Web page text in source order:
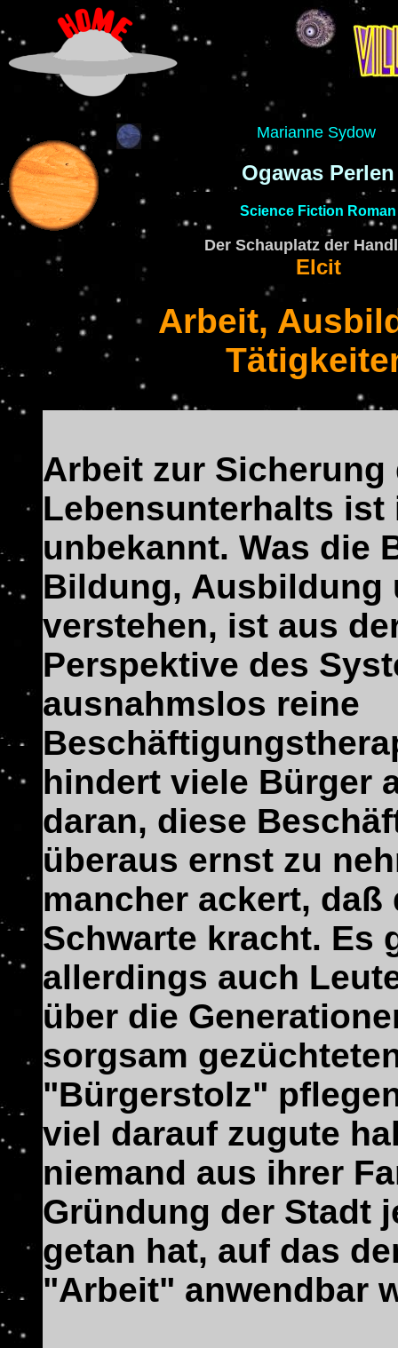
Marianne Sydow
Ogawas Perlen
Science Fiction Roman
Der Schauplatz der
Elcit
Arbeit,
Arbeit zur Sicherung
Lebensunterhalts ist
unbekannt. Was die
Bildung, Ausbildung
verstehen, ist aus
Perspektive des
ausnahmslos reine
hindert viele Bürger
daran, diese
überaus ernst zu
mancher ackert, daß
Schwarte kracht. Es
allerdings auch
über die
sorgsam
"Bürgerstolz"
viel darauf zugute
niemand aus ihrer
Gründung der Stadt
getan hat, auf das
"Arbeit" anwendbar